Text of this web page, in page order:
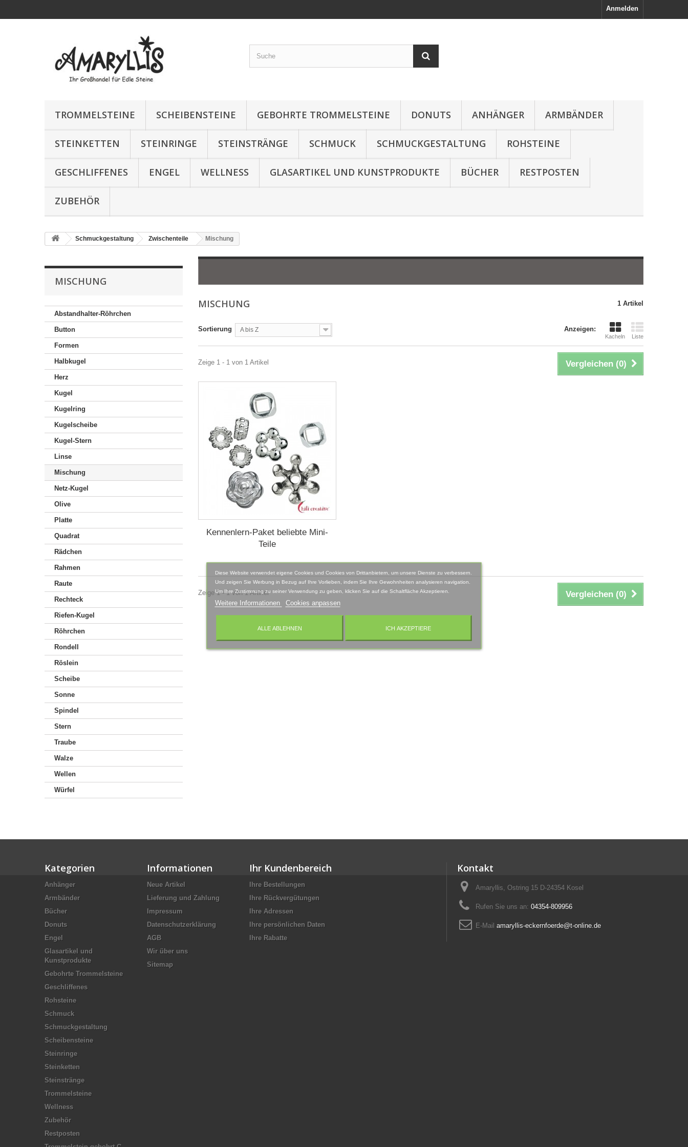
Anmelden
TROMMELSTEINE SCHEIBENSTEINE GEBOHRTE TROMMELSTEINE DONUTS ANHÄNGER ARMBÄNDER
STEINKETTEN STEINRINGE STEINSTRÄNGE SCHMUCK SCHMUCKGESTALTUNG ROHSTEINE
GESCHLIFFENES ENGEL WELLNESS GLASARTIKEL UND KUNSTPRODUKTE BÜCHER RESTPOSTEN
ZUBEHÖR
Schmuckgestaltung Zwischenteile Mischung
MISCHUNG
Abstandhalter-Röhrchen
Button
Formen
Halbkugel
Herz
Kugel
Kugelring
Kugelscheibe
Kugel-Stern
Linse
Mischung
Netz-Kugel
Olive
Platte
Quadrat
Rädchen
Rahmen
Raute
Rechteck
Riefen-Kugel
Röhrchen
Rondell
Röslein
Scheibe
Sonne
Spindel
Stern
Traube
Walze
Wellen
Würfel
MISCHUNG 1 Artikel
Anzeigen:
Kacheln Liste
Sortierung A bis Z
Vergleichen (0)
Zeige 1 - 1 von 1 Artikel
Kennenlern-Paket beliebte Mini-
Teile
Vergleichen (0)
Zeige 1 - 1 von 1 Artikel
Kategorien
Anhänger
Armbänder
Bücher
Donuts
Engel
Glasartikel und
Kunstprodukte
Gebohrte Trommelsteine
Geschliffenes
Rohsteine
Schmuck
Schmuckgestaltung
Scheibensteine
Steinringe
Steinketten
Steinstränge
Trommelsteine
Wellness
Zubehör
Restposten
Informationen
Neue Artikel
Lieferung und Zahlung
Impressum
Datenschutzerklärung
AGB
Wir über uns
Sitemap
Ihr Kundenbereich
Ihre Bestellungen
Ihre Rückvergütungen
Ihre Adressen
Ihre persönlichen Daten
Ihre Rabatte
Kontakt
Amaryllis, Ostring 15 D-24354 Kosel
Rufen Sie uns an: 04354-809956
E-Mail amaryllis-eckernfoerde@t-online.de
Diese Website verwendet eigene Cookies und Cookies von Drittanbietern, um unsere Dienste zu verbessern.
Und zeigen Sie Werbung in Bezug auf Ihre Vorlieben, indem Sie Ihre Gewohnheiten analysieren navigation.
Um Ihre Zustimmung zu seiner Verwendung zu geben, klicken Sie auf die Schaltfläche Akzeptieren.
Weitere Informationen Cookies anpassen
ALLE ABLEHNEN ICH AKZEPTIERE